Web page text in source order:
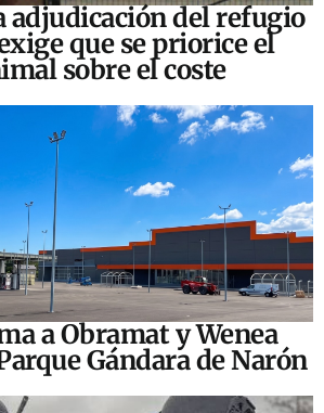
adjudicación del refugio
que se priorice el
sobre el coste
a Obramat y Wenea
Gándara de Narón